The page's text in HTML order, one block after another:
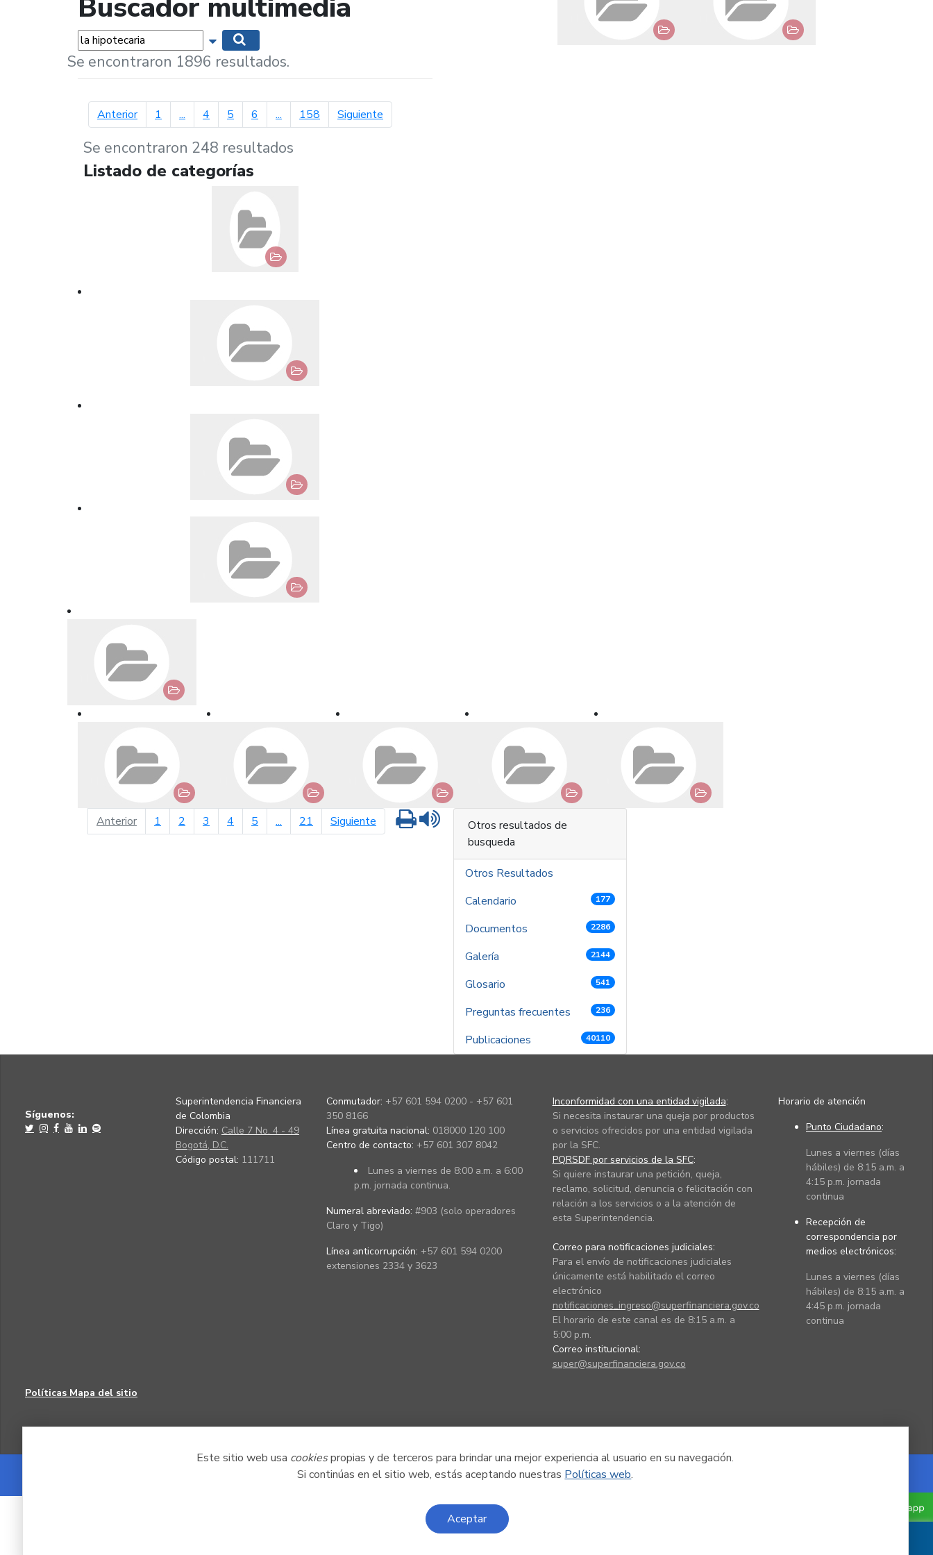
Este sitio web usa cookiespropias y de terceros para brindar una mejor experiencia al usuario en su navegación.
Si continúas en el sitio web, estás aceptando nuestras Políticas web.
Aceptar
Buscador multimedia
Palabras... Mostrar opciones de búsqueda
Se encontraron 1896 resultados.
Anteriorpágina anterior
1 ... 4 5 6 ... 158 Siguiente
Se encontraron 248 resultados
Listado de categorías
Anteriorpágina anterior
1 2 3 4 5 ... 21 Siguiente página siguiente
Imprimir
Otros resultados de
busqueda
Otros Resultados
Calendario
177
Documentos 2286
Galería 2144
Glosario 541
Preguntas frecuentes 236
Publicaciones 40110
Síguenos:
Superintendencia Financiera
de Colombia
Dirección: Calle 7 No. 4 - 49
Bogotá, D.C.
Código postal: 111711
Conmutador: +57 601 594 0200 - +57 601
350 8166
Línea gratuita nacional: 018000 120 100
Centro de contacto: +57 601 307 8042
Lunes a viernes de 8:00 a.m. a 6:00
p.m. jornada continua.
Numeral abreviado: #903 (solo operadores
Claro y Tigo)
Línea anticorrupción: +57 601 594 0200
extensiones 2334 y 3623
Inconformidad con una entidad vigilada:
Si necesita instaurar una queja por productos
o servicios ofrecidos por una entidad vigilada
por la SFC.
PQRSDF por servicios de la SFC:
Si quiere instaurar una petición, queja,
reclamo, solicitud, denuncia o felicitación con
relación a los servicios o a la atención de
esta Superintendencia.
Correo para notificaciones judiciales:
Para el envío de notificaciones judiciales
únicamente está habilitado el correo
electrónico
notificaciones_ingreso@superfinanciera.gov.co
El horario de este canal es de 8:15 a.m. a
5:00 p.m.
Correo institucional:
super@superfinanciera.gov.co
Horario de atención
Punto Ciudadano:
Lunes a viernes (días
hábiles) de 8:15 a.m. a
4:15 p.m. jornada
continua
Recepción de
correspondencia por
medios electrónicos:
Lunes a viernes (días
hábiles) de 8:15 a.m. a
4:45 p.m. jornada
continua
Políticas Mapa del sitio
Powered by Nexura